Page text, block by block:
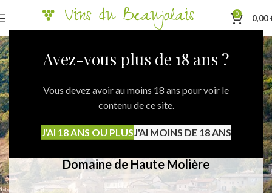
Avez-vous plus de 18 ans ?
Vous devez avoir au moins 18 ans pour voir le
contenu de ce site.
J'AI 18 ANS OU PLUSJ'AI MOINS DE 18 ANS
0 0,00
Domaine de Haute Molière